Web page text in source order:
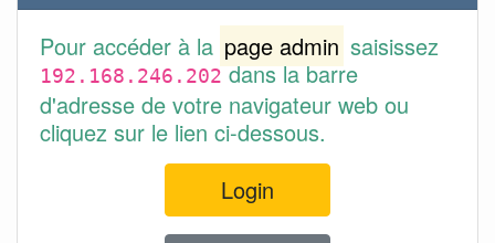
Pour accéder à la page admin saisissez
192.168.246.202dans la barre
d'adresse de votre navigateur web ou
cliquez sur le lien ci-dessous.
Login